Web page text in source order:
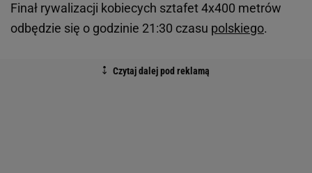
Finał rywalizacji kobiecych sztafet 4x400 metrów
odbędzie się o godzinie 21:30 czasu polskiego.